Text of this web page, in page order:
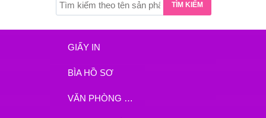
TÌM KIẾM
GIẤY IN
BÌA HỒ SƠ
VĂN PHÒNG PHẨM